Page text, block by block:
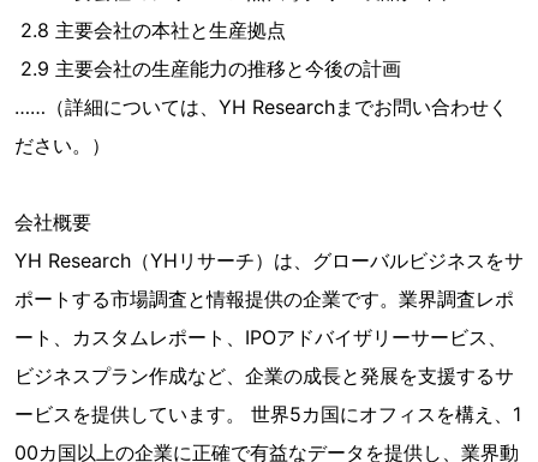
2.8 主要会社の本社と生産拠点
2.9 主要会社の生産能力の推移と今後の計画
……（詳細については、YH Researchまでお問い合わせく
ださい。）
会社概要
YH Research（YHリサーチ）は、グローバルビジネスをサ
ポートする市場調査と情報提供の企業です。業界調査レポ
ート、カスタムレポート、IPOアドバイザリーサービス、
ビジネスプラン作成など、企業の成長と発展を支援するサ
ービスを提供しています。 世界5カ国にオフィスを構え、1
00カ国以上の企業に正確で有益なデータを提供し、業界動